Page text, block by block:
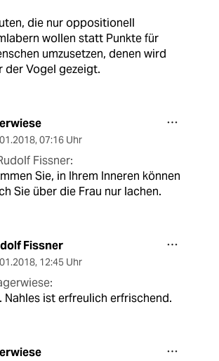
die nur oppositionell
wollen statt Punkte für
umzusetzen, denen wird
der Vogel gezeigt.
, 07:16 Uhr
Fissner:
Sie, in Ihrem Inneren können
Sie über die Frau nur lachen.
Fissner
, 12:45 Uhr
Nahles ist erfreulich erfrischend.